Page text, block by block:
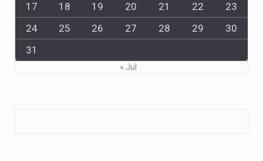
17
18 19 20 21 22
23
24
25 26 27 28 29
30
31
« Jul